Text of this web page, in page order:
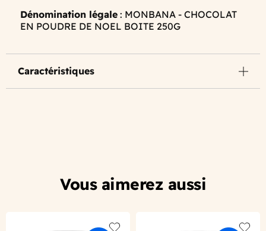
Dénomination légale : MONBANA - CHOCOLAT
EN POUDRE DE NOEL BOITE 250G
Caractéristiques
Vous aimerez aussi